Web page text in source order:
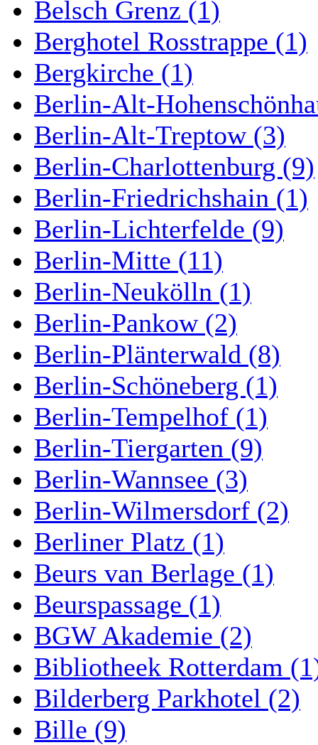
Belsch Grenz (1)
Berghotel Rosstrappe (1)
Bergkirche (1)
Berlin-Alt-
Berlin-Alt-Treptow (3)
Berlin-Charlottenburg (9)
Berlin-Friedrichshain (1)
Berlin-Lichterfelde (9)
Berlin-Mitte (11)
Berlin-Neukölln (1)
Berlin-Pankow (2)
Berlin-Plänterwald (8)
Berlin-Schöneberg (1)
Berlin-Tempelhof (1)
Berlin-Tiergarten (9)
Berlin-Wannsee (3)
Berlin-Wilmersdorf (2)
Berliner Platz (1)
Beurs van Berlage (1)
Beurspassage (1)
BGW Akademie (2)
Bibliotheek Rotterdam
Bilderberg Parkhotel (2)
Bille (9)